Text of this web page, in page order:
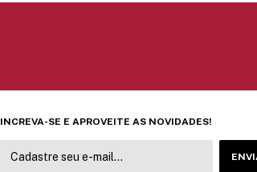
INCREVA-SE E APROVEITE AS NOVIDADES!